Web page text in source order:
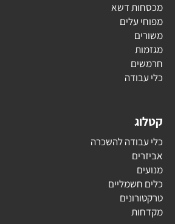
מכסחות דשא
מפוחי עלים
משורים
מגזמות
חרמשים
כלי עבודה
קטלוג
כלי עבודה להשכרה
אביזרים
מנועים
כלים חשמליים
טרקטורונים
מקדחות